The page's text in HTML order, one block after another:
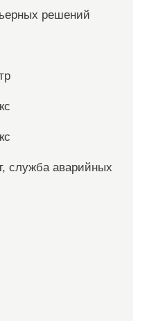
решений
служба аварийных